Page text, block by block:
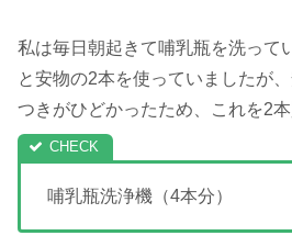
私は毎日朝起きて哺乳瓶を洗って
と安物の2本を使っていましたが
つきがひどかったため、これを2本
哺乳瓶洗浄機（4本分）